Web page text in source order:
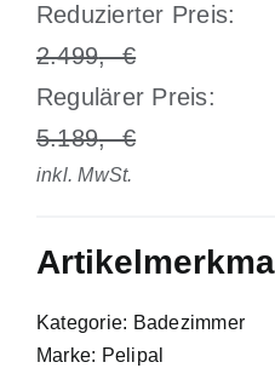
Reduzierter Preis:
2.499
Regulärer Preis:
5.189
inkl. MwSt.
Kategorie: Badezimmer
Marke: Pelipal